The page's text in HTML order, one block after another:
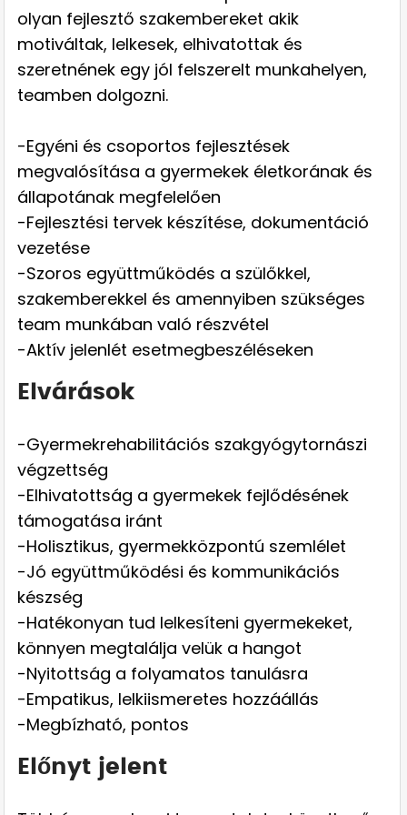
olyan fejlesztő szakembereket akik
motiváltak, lelkesek, elhivatottak és
szeretnének egy jól felszerelt munkahelyen,
teamben dolgozni.
-Egyéni és csoportos fejlesztések
megvalósítása a gyermekek életkorának és
állapotának megfelelően
-Fejlesztési tervek készítése, dokumentáció
vezetése
-Szoros együttműködés a szülőkkel,
szakemberekkel és amennyiben szükséges
team munkában való részvétel
-Aktív jelenlét esetmegbeszéléseken
Elvárások
-Gyermekrehabilitációs szakgyógytornászi
végzettség
-Elhivatottság a gyermekek fejlődésének
támogatása iránt
-Holisztikus, gyermekközpontú szemlélet
-Jó együttműködési és kommunikációs
készség
-Hatékonyan tud lelkesíteni gyermekeket,
könnyen megtalálja velük a hangot
-Nyitottság a folyamatos tanulásra
-Empatikus, lelkiismeretes hozzáállás
-Megbízható, pontos
Előnyt jelent